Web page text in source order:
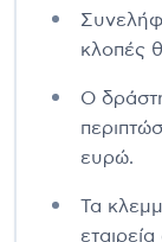
κλοπές
Ο
ευρώ.
Τα